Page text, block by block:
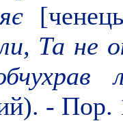
Та не
-